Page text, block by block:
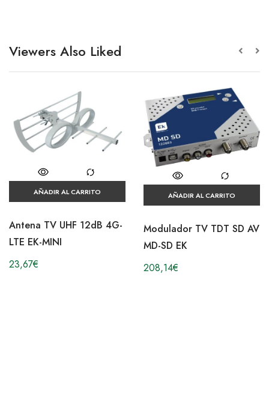
Viewers Also Liked
AÑADIR AL CARRITO
Antena TV UHF 12dB 4G-
LTE EK-MINI
23,67€
AÑADIR AL CARRITO
Modulador TV TDT SD AV
MD-SD EK
208,14€